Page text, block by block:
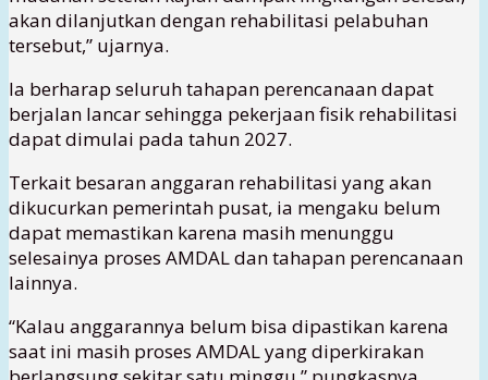
akan dilanjutkan dengan rehabilitasi pelabuhan
tersebut,” ujarnya.
Ia berharap seluruh tahapan perencanaan dapat
berjalan lancar sehingga pekerjaan fisik rehabilitasi
dapat dimulai pada tahun 2027.
Terkait besaran anggaran rehabilitasi yang akan
dikucurkan pemerintah pusat, ia mengaku belum
dapat memastikan karena masih menunggu
selesainya proses AMDAL dan tahapan perencanaan
lainnya.
“Kalau anggarannya belum bisa dipastikan karena
saat ini masih proses AMDAL yang diperkirakan